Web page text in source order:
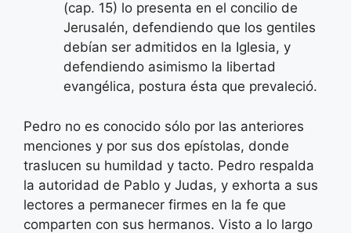
(cap. 15) lo presenta en el concilio de
Jerusalén, defendiendo que los gentiles
debían ser admitidos en la Iglesia, y
defendiendo asimismo la libertad
evangélica, postura ésta que prevaleció.
Pedro no es conocido sólo por las anteriores
menciones y por sus dos epístolas, donde
traslucen su humildad y tacto. Pedro respalda
la autoridad de Pablo y Judas, y exhorta a sus
lectores a permanecer firmes en la fe que
comparten con sus hermanos. Visto a lo largo